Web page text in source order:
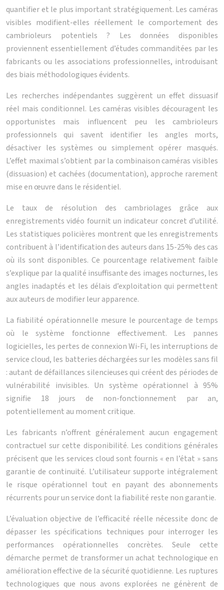
quantifier et le plus important stratégiquement. Les caméras
visibles modifient-elles réellement le comportement des
cambrioleurs potentiels ? Les données disponibles
proviennent essentiellement d’études commanditées par les
fabricants ou les associations professionnelles, introduisant
des biais méthodologiques évidents.
Les recherches indépendantes suggèrent un effet dissuasif
réel mais conditionnel. Les caméras visibles découragent les
opportunistes mais influencent peu les cambrioleurs
professionnels qui savent identifier les angles morts,
désactiver les systèmes ou simplement opérer masqués.
L’effet maximal s’obtient par la combinaison caméras visibles
(dissuasion) et cachées (documentation), approche rarement
mise en œuvre dans le résidentiel.
Le taux de résolution des cambriolages grâce aux
enregistrements vidéo fournit un indicateur concret d’utilité.
Les statistiques policières montrent que les enregistrements
contribuent à l’identification des auteurs dans 15-25% des cas
où ils sont disponibles. Ce pourcentage relativement faible
s’explique par la qualité insuffisante des images nocturnes, les
angles inadaptés et les délais d’exploitation qui permettent
aux auteurs de modifier leur apparence.
La fiabilité opérationnelle mesure le pourcentage de temps
où le système fonctionne effectivement. Les pannes
logicielles, les pertes de connexion Wi-Fi, les interruptions de
service cloud, les batteries déchargées sur les modèles sans fil
: autant de défaillances silencieuses qui créent des périodes de
vulnérabilité invisibles. Un système opérationnel à 95%
signifie 18 jours de non-fonctionnement par an,
potentiellement au moment critique.
Les fabricants n’offrent généralement aucun engagement
contractuel sur cette disponibilité. Les conditions générales
précisent que les services cloud sont fournis « en l’état » sans
garantie de continuité. L’utilisateur supporte intégralement
le risque opérationnel tout en payant des abonnements
récurrents pour un service dont la fiabilité reste non garantie.
L’évaluation objective de l’efficacité réelle nécessite donc de
dépasser les spécifications techniques pour interroger les
performances opérationnelles concrètes. Seule cette
démarche permet de transformer un achat technologique en
amélioration effective de la sécurité quotidienne. Les ruptures
technologiques que nous avons explorées ne génèrent de